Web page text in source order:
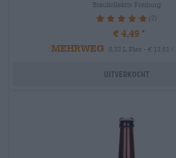
Braukollektiv Freiburg
100% (2)
€ 4,49
MEHRWEG
0,33 L Fles - € 13,61 /
Uitverkocht